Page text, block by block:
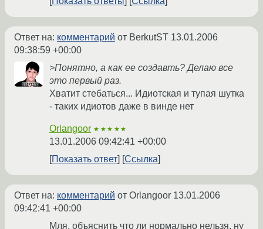
Ответ на: комментарий от BerkutST 13.01.2006
09:38:59 +00:00
>Понятно, а как ее создавть? Делаю все
это первый раз.
Хватит стебаться... Идиотская и тупая шутка
- таких идиотов даже в винде нет
Orlangoor ★★★★★
13.01.2006 09:42:41 +00:00
Показать ответ
Ссылка
Ответ на: комментарий от Orlangoor 13.01.2006
09:42:41 +00:00
Мля, объяснить что ли нормально нельзя, ну